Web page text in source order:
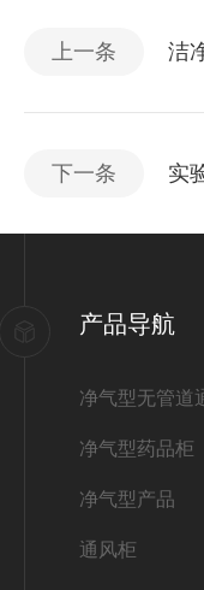
上一条 洁
下一条 实
产品导航
净气型无管道
净气型药品柜
净气型产品
通风柜